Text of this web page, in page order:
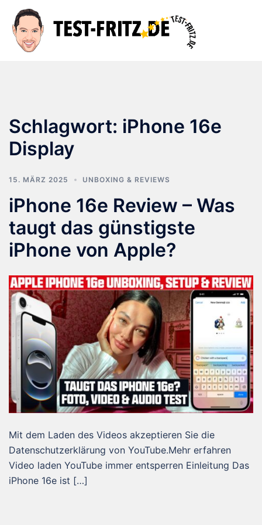
Inhalt
springen
Schlagwort: iPhone 16e
Display
15. MÄRZ 2025 UNBOXING & REVIEWS
iPhone 16e Review – Was
taugt das günstigste
iPhone von Apple?
Mit dem Laden des Videos akzeptieren Sie die
Datenschutzerklärung von YouTube.Mehr erfahren
Video laden YouTube immer entsperren Einleitung Das
iPhone 16e ist […]